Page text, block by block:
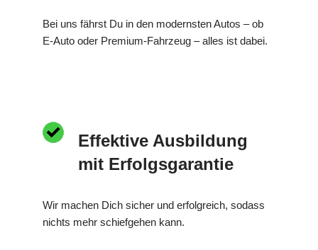
Bei uns fährst Du in den modernsten Autos – ob
E-Auto oder Premium-Fahrzeug – alles ist dabei.
Effektive Ausbildung
mit Erfolgsgarantie
Wir machen Dich sicher und erfolgreich, sodass
nichts mehr schiefgehen kann.